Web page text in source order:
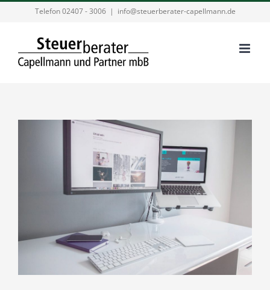
Telefon 02407 - 3006 | info@steuerberater-capellmann.de